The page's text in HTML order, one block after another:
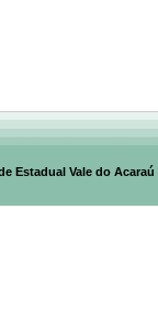
Estadual Vale do Acaraú